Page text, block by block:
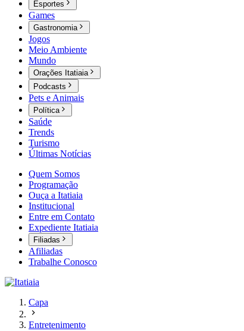
Esportes
Games
Gastronomia
Jogos
Meio Ambiente
Mundo
Orações Itatiaia
Podcasts
Pets e Animais
Política
Saúde
Trends
Turismo
Últimas Notícias
Quem Somos
Programação
Ouça a Itatiaia
Institucional
Entre em Contato
Expediente Itatiaia
Filiadas
Afiliadas
Trabalhe Conosco
Capa
Entretenimento